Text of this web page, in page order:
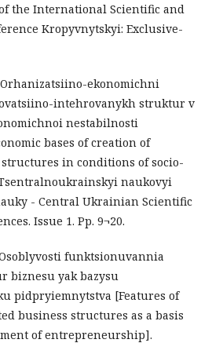
the International Scientific and
Kropyvnytskyi: Exclusive-
Orhanizatsiino-ekonomichni
intehrovanykh struktur v
nestabilnosti
bases of creation of
in conditions of socio-
naukovyi
- Central Ukrainian Scientific
Issue 1. Pp. 9¬20.
Osoblyvosti funktsionuvannia
biznesu yak bazysu
pidpryiemnytstva [Features of
business structures as a basis
of entrepreneurship].